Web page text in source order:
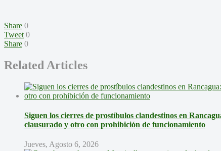
Share 0
Tweet 0
Share 0
Related Articles
Siguen los cierres de prostíbulos clandestinos en
clausurado y otro con prohibición de funcionamiento
Jueves, Agosto 6, 2026